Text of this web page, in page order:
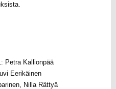
Petra Kallionpää
Eerikäinen
Nilla Rättyä